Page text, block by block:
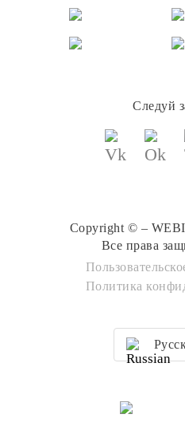
Следуй
Copyright © –
Все права
Политика